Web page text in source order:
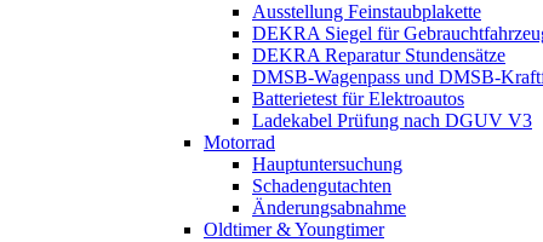
Ausstellung Feinstaubplakette
DEKRA Siegel für
DEKRA Reparatur Stundensätze
DMSB-Wagenpass und DMSB-
Batterietest für Elektroautos
Ladekabel Prüfung nach DGUV V3
Motorrad
Hauptuntersuchung
Schadengutachten
Änderungsabnahme
Oldtimer & Youngtimer